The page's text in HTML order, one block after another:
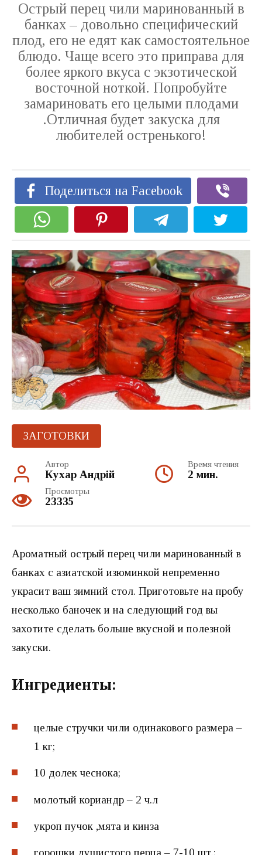
Острый перец чили маринованный в
банках – довольно специфический
плод, его не едят как самостоятельное
блюдо. Чаще всего это приправа для
более яркого вкуса с экзотической
восточной ноткой. Попробуйте
замариновать его целыми плодами
.Отличная будет закуска для
любителей остренького!
Поделиться на Facebook
ЗАГОТОВКИ
Автор
Кухар Андрій
Время чтения
2 мин.
Просмотры
23335
Ароматный острый перец чили маринованный в
банках с азиатской изюминкой непременно
украсит ваш зимний стол. Приготовьте на пробу
несколько баночек и на следующий год вы
захотите сделать больше вкусной и полезной
закуски.
Ингредиенты:
целые стручки чили одинакового размера –
1 кг;
10 долек чеснока;
молотый кориандр – 2 ч.л
укроп пучок ,мята и кинза
горошки душистого перца – 7-10 шт.;